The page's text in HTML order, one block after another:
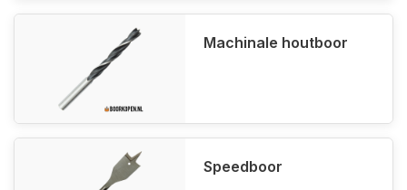
Machinale houtboor
Speedboor